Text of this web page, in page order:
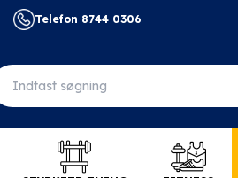
Telefon 8744 0306